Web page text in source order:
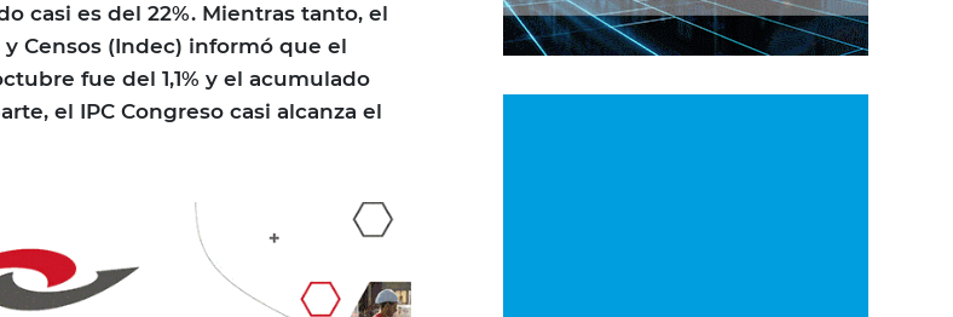
casi es del 22%. Mientras tanto, el
Censos (Indec) informó que el
fue del 1,1% y el acumulado
el IPC Congreso casi alcanza el